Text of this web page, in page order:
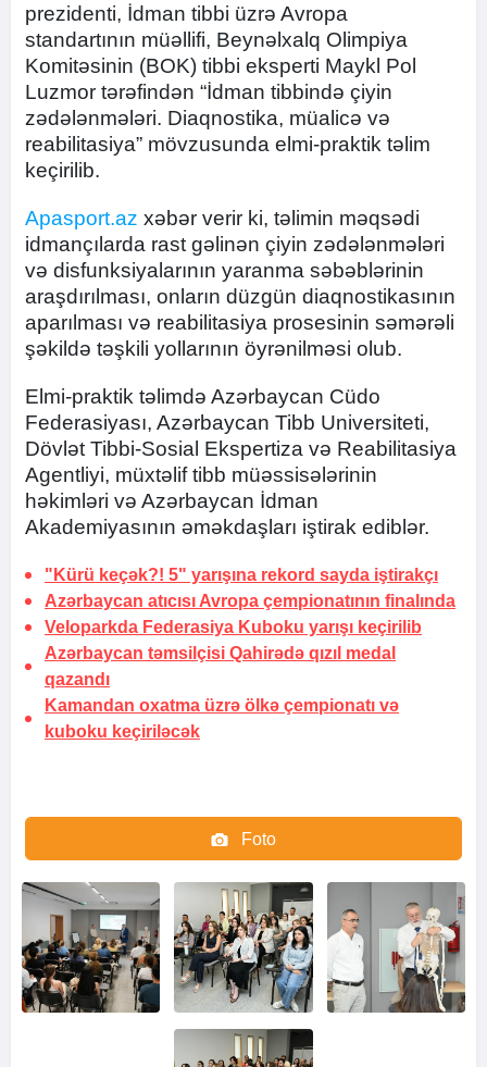
prezidenti, İdman tibbi üzrə Avropa
standartının müəllifi, Beynəlxalq Olimpiya
Komitəsinin (BOK) tibbi eksperti Maykl Pol
Luzmor tərəfindən “İdman tibbində çiyin
zədələnmələri. Diaqnostika, müalicə və
reabilitasiya” mövzusunda elmi-praktik təlim
keçirilib.
Apasport.az xəbər verir ki, təlimin məqsədi
idmançılarda rast gəlinən çiyin zədələnmələri
və disfunksiyalarının yaranma səbəblərinin
araşdırılması, onların düzgün diaqnostikasının
aparılması və reabilitasiya prosesinin səmərəli
şəkildə təşkili yollarının öyrənilməsi olub.
Elmi-praktik təlimdə Azərbaycan Cüdo
Federasiyası, Azərbaycan Tibb Universiteti,
Dövlət Tibbi-Sosial Ekspertiza və Reabilitasiya
Agentliyi, müxtəlif tibb müəssisələrinin
həkimləri və Azərbaycan İdman
Akademiyasının əməkdaşları iştirak ediblər.
"Kürü keçək?! 5" yarışına rekord sayda iştirakçı
Azərbaycan atıcısı Avropa çempionatının finalında
Veloparkda Federasiya Kuboku yarışı keçirilib
Azərbaycan təmsilçisi Qahirədə qızıl medal
qazandı
Kamandan oxatma üzrə ölkə çempionatı və
kuboku keçiriləcək
Foto
Video